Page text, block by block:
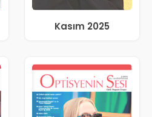
Kasım 2025